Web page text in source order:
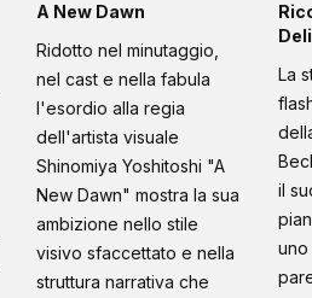
A New Dawn
Ridotto nel minutaggio,
nel cast e nella fabula
l'esordio alla regia
dell'artista visuale
Shinomiya Yoshitoshi "A
New Dawn" mostra la sua
ambizione nello stile
visivo sfaccettato e nella
struttura narrativa che
La
il